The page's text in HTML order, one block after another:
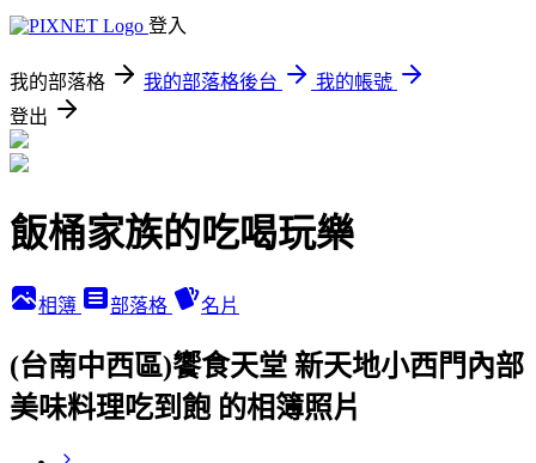
登入
我的部落格 我的部落格後台
我的帳號
登出
飯桶家族的吃喝玩樂
相簿 部落格 名片
(台南中西區)饗食天堂 新天地小西門內部
美味料理吃到飽 的相簿照片